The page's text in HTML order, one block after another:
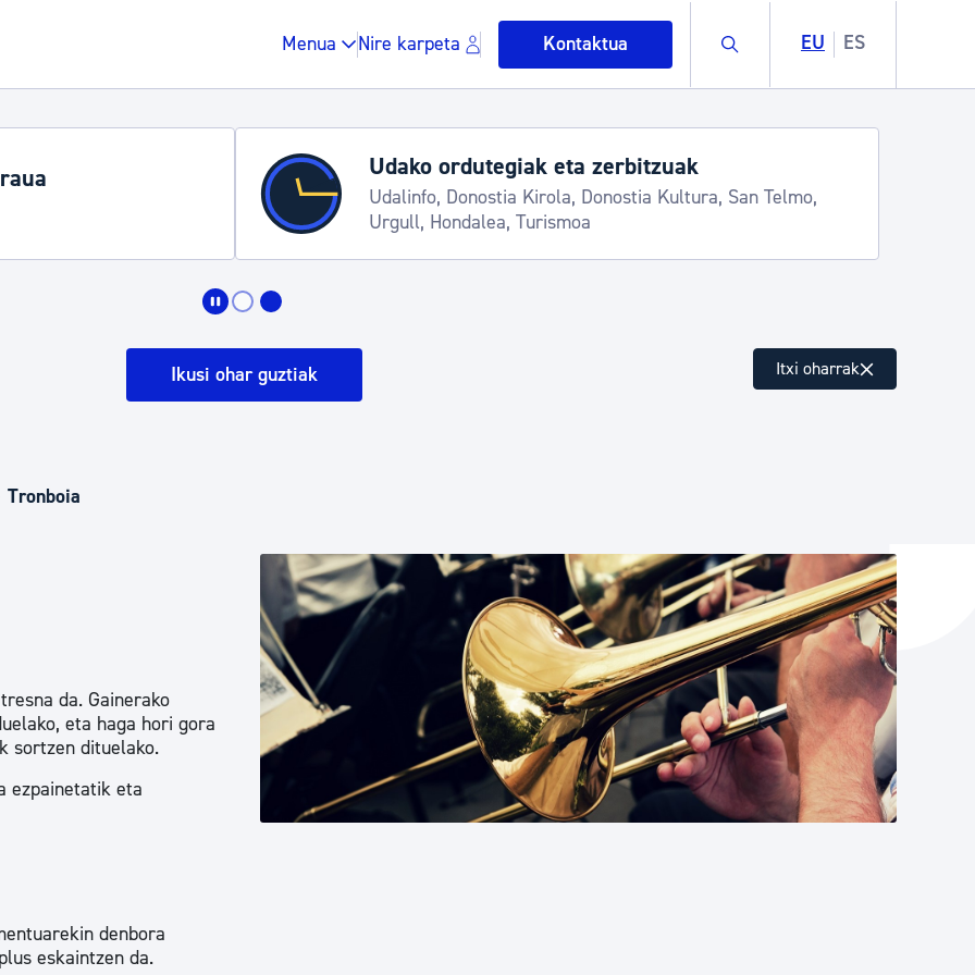
Menua Nire karpeta Kontaktua Buscar EU ES
Zergak eta isunak
Gune publikoa, hondakinak eta ingurumena
Garapen ekonomikoa eta enplegua
Berdintasuna, Giza Eskubideak eta bizikidetza
Turismoa
Udako ordutegiak eta zerbitzuak
Udalinfo, Donostia Kirola, Donostia Kultura, San Telmo,
Urgull, Hondalea, Turismoa
Ikusi ohar guztiak Itxi oharrak
Tronboia
da. Gainerako
eta haga hori gora
sortzen dituelako.
ezpainetatik eta
denbora
eskaintzen da.